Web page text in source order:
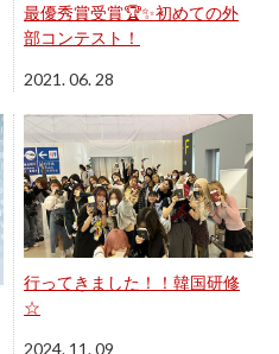
最優秀賞受賞🏆✨初めての外
部コンテスト！
2021. 06. 28
行ってきました！！韓国研修
☆
2024. 11. 09